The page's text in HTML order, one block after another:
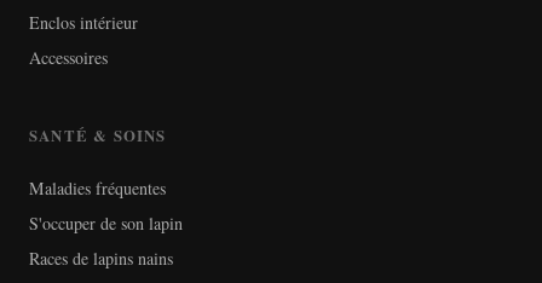
Enclos intérieur
Accessoires
SANTÉ & SOINS
Maladies fréquentes
S'occuper de son lapin
Races de lapins nains